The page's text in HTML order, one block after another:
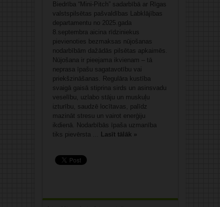
Biedrība “Mini-Pitch” sadarbībā ar Rīgas
valstspilsētas pašvaldības Labklājības
departamentu no 2025.gada
8.septembra aicina rīdziniekus
pievienoties bezmaksas nūjošanas
nodarbībām dažādās pilsētas apkaimēs.
Nūjošana ir pieejama ikvienam – tā
neprasa īpašu sagatavotību vai
priekšzināšanas. Regulāra kustība
svaigā gaisā stiprina sirds un asinsvadu
veselību, uzlabo stāju un muskuļu
izturību, saudzē locītavas, palīdz
mazināt stresu un vairot enerģiju
ikdienā. Nodarbībās īpaša uzmanība
tiks pievērsta ... Lasīt tālāk »